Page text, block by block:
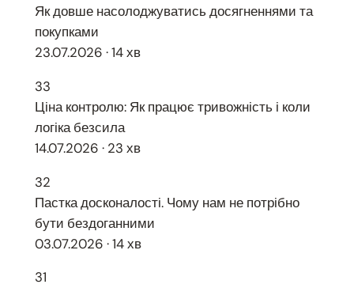
Як довше насолоджуватись досягненнями та
покупками
23.07.2026 · 14 хв
33
Ціна контролю: Як працює тривожність і коли
логіка безсила
14.07.2026 · 23 хв
32
Пастка досконалості. Чому нам не потрібно
бути бездоганними
03.07.2026 · 14 хв
31